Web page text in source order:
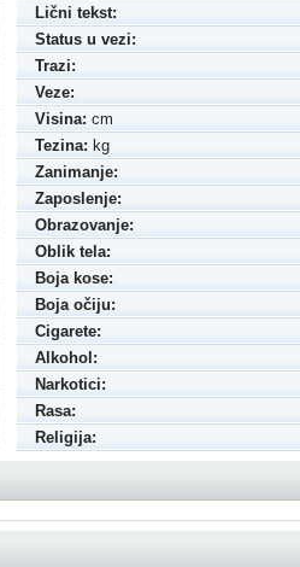
Lični tekst:
Status u vezi:
Trazi:
Veze:
Visina: cm
Tezina: kg
Zanimanje:
Zaposlenje:
Obrazovanje:
Oblik tela:
Boja kose:
Boja očiju:
Cigarete:
Alkohol:
Narkotici:
Rasa:
Religija: